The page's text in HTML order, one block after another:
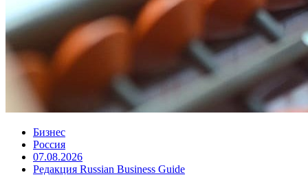
Бизнес
Россия
07.08.2026
Редакция Russian Business Guide